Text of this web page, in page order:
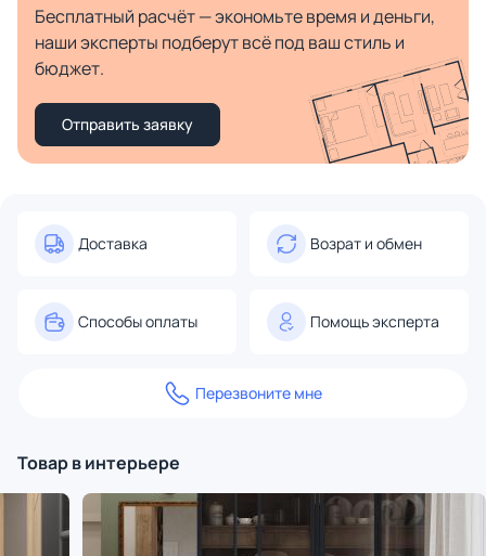
Бесплатный расчёт — экономьте время и деньги,
наши эксперты подберут всё под ваш стиль и
бюджет.
Отправить заявку
Доставка Возрат и обмен
Способы оплаты Помощь эксперта
Перезвоните мне
Товар в интерьере